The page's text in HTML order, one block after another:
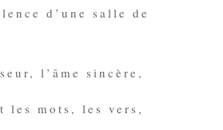
d’une salle de
l’âme sincère,
les mots, les vers,